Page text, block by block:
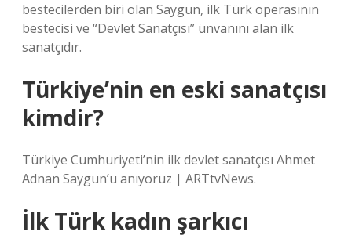
bestecilerden biri olan Saygun, ilk Türk operasının
bestecisi ve “Devlet Sanatçısı” ünvanını alan ilk
sanatçıdır.
Türkiye’nin en eski sanatçısı
kimdir?
Türkiye Cumhuriyeti’nin ilk devlet sanatçısı Ahmet
Adnan Saygun’u anıyoruz | ARTtvNews.
İlk Türk kadın şarkıcı